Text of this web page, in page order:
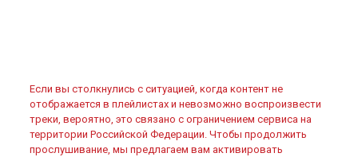
Если вы столкнулись с ситуацией, когда контент не
отображается в плейлистах и невозможно воспроизвести
треки, вероятно, это связано с ограничением сервиса на
территории Российской Федерации. Чтобы продолжить
прослушивание, мы предлагаем вам активировать